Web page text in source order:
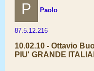
P Paolo
87.5.12.216
10.02.10 - Ottavio
PIU' GRANDE